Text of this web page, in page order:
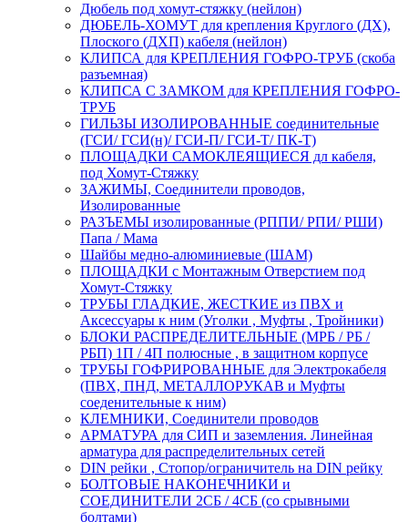
Дюбель под хомут-стяжку (нейлон)
ДЮБЕЛЬ-ХОМУТ для крепления Круглого (ДХ),
Плоского (ДХП) кабеля (нейлон)
КЛИПСА для КРЕПЛЕНИЯ ГОФРО-ТРУБ (скоба
разъемная)
КЛИПСА С ЗАМКОМ для КРЕПЛЕНИЯ ГОФРО-
ТРУБ
ГИЛЬЗЫ ИЗОЛИРОВАННЫЕ соединительные
(ГСИ/ ГСИ(н)/ ГСИ-П/ ГСИ-Т/ ПК-Т)
ПЛОЩАДКИ САМОКЛЕЯЩИЕСЯ дл кабеля,
под Хомут-Стяжку
ЗАЖИМЫ, Соединители проводов,
Изолированные
РАЗЪЕМЫ изолированные (РППИ/ РПИ/ РШИ)
Папа / Мама
Шайбы медно-алюминиевые (ШАМ)
ПЛОЩАДКИ с Монтажным Отверстием под
Хомут-Стяжку
ТРУБЫ ГЛАДКИЕ, ЖЕСТКИЕ из ПВХ и
Аксессуары к ним (Уголки , Муфты , Тройники)
БЛОКИ РАСПРЕДЕЛИТЕЛЬНЫЕ (МРБ / РБ /
РБП) 1П / 4П полюсные , в защитном корпусе
ТРУБЫ ГОФРИРОВАННЫЕ для Электрокабеля
(ПВХ, ПНД, МЕТАЛЛОРУКАВ и Муфты
соеденительные к ним)
КЛЕМНИКИ, Соединители проводов
АРМАТУРА для СИП и заземления. Линейная
арматура для распределительных сетей
DIN рейки , Стопор/ограничитель на DIN рейку
БОЛТОВЫЕ НАКОНЕЧНИКИ и
СОЕДИНИТЕЛИ 2СБ / 4СБ (со срывными
болтами)